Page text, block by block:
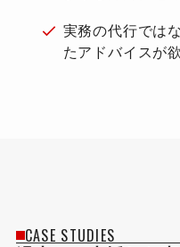
実務の代行では
たアドバイスが
CASE STUDIES